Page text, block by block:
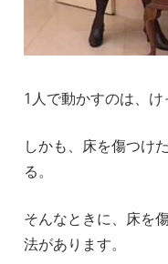
1人で動かすのは、け
しかも、床を傷つけ
る。
そんなときに、床を
法があります。